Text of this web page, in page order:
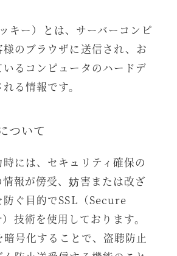
ー）とは、サーバーコンピ
様のブラウザに送信され、お
るコンピュータのハードデ
る情報です。
ついて
には、セキュリティ確保の
報が傍受、妨害または改ざ
ぐ目的でSSL（Secure
技術を使用しております。
号化することで、盗聴防止